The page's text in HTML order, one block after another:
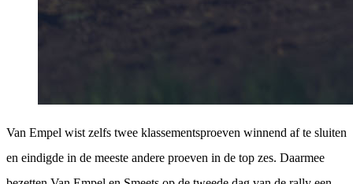
Van Empel wist zelfs twee klassementsproeven winnend af te sluiten
en eindigde in de meeste andere proeven in de top zes. Daarmee